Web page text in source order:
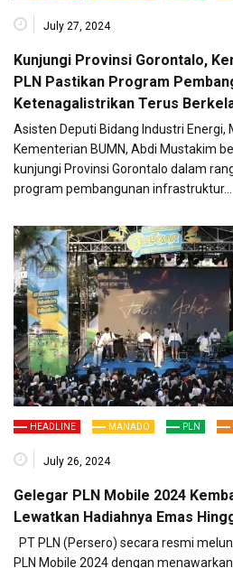
July 27, 2024
Kunjungi Provinsi Gorontalo,
PLN Pastikan Program
Ketenagalistrikan Terus
Asisten Deputi Bidang Industri Energi,
Kementerian BUMN, Abdi Mustakim
kunjungi Provinsi Gorontalo dalam
program pembangunan infrastruktur…
HEADLINE MANADO PLN
July 26, 2024
Gelegar PLN Mobile 2024
Lewatkan Hadiahnya Emas
PT PLN (Persero) secara resmi
PLN Mobile 2024 dengan